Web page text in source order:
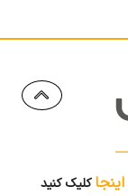
اینجاکلیک کنید